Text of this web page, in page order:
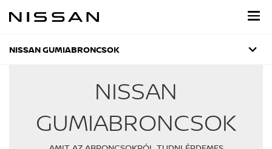
NISSAN GUMIABRONCSOK
NISSAN
GUMIABRONCSOK